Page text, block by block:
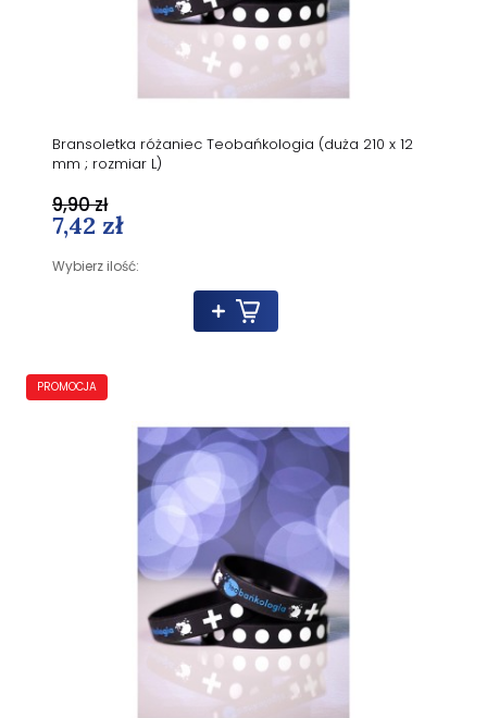
Bransoletka różaniec Teobańkologia (duża 210 x 12
mm ; rozmiar L)
7,42 zł
Wybierz ilość:
9,90 zł
PROMOCJA